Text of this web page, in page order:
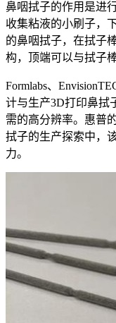
鼻咽拭子的作用是进
收集粘液的小刷子，
的鼻咽拭子，在拭子
构，顶端可以与拭子
Formlabs、
计与生产3D打印鼻拭
需的高分辨率。惠普
拭子的生产探索中，
力。